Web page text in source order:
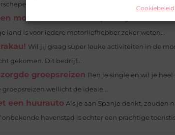
Cookiebeleid
tegen voordelige tarieven? Wacht dan niet...
motorreis!
land is voor iedere motorliefhebber zeker weten...
Wil jij graag super leuke activiteiten in de
gekomen. Dit bedrijf...
groepsreizen Ben je single en wil je
wellicht de ideale...
een huurauto Als je aan Spanje denkt, zouden
havenstad is echter een prachtige